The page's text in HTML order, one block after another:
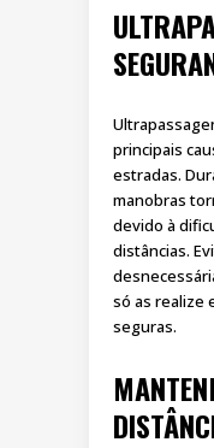
principais
estradas.
manobras
devido à
distâncias.
só as realize
seguras.